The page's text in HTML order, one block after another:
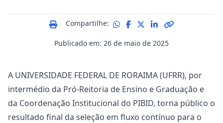
Publicado em: 26 de maio de 2025
Compartilhe:
A UNIVERSIDADE FEDERAL DE RORAIMA (UFRR), por
intermédio da Pró-Reitoria de Ensino e Graduação e
da Coordenação Institucional do PIBID, torna público o
resultado final da seleção em fluxo contínuo para o